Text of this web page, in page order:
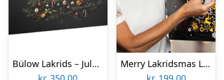
Bülow Lakrids – Julekalender
Merry Lakridsmas Lakridskalender